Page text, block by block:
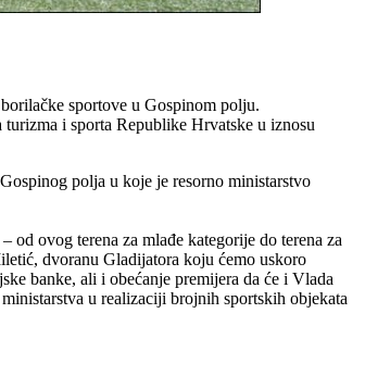
sportove u Gospinom polju.
i sporta Republike Hrvatske u iznosu
polja u koje je resorno ministarstvo
ovog terena za mlađe kategorije do terena za
dvoranu Gladijatora koju ćemo uskoro
banke, ali i obećanje premijera da će i Vlada
u realizaciji brojnih sportskih objekata